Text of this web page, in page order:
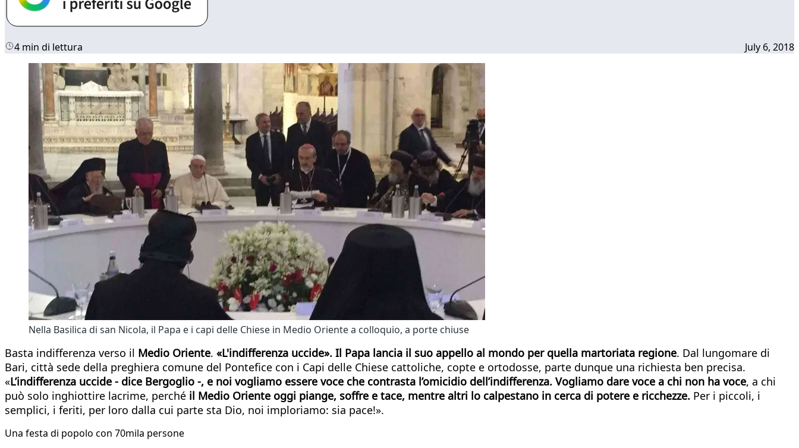
4 min di lettura July 6, 2018
Nella Basilica di san Nicola, il Papa e i capi delle Chiese in Medio Oriente a colloquio, a porte chiuse
Basta indifferenza verso il Medio Oriente. «L'indifferenza uccide». Il Papa lancia il suo appello al mondo per quella martoriata regione. Dal lungomare di
Bari, città sede della preghiera comune del Pontefice con i Capi delle Chiese cattoliche, copte e ortodosse, parte dunque una richiesta ben precisa.
«L’indifferenza uccide - dice Bergoglio -, e noi vogliamo essere voce che contrasta l’omicidio dell’indifferenza. Vogliamo dare voce a chi non ha voce, a chi
può solo inghiottire lacrime, perché il Medio Oriente oggi piange, soffre e tace, mentre altri lo calpestano in cerca di potere e ricchezze. Per i piccoli, i
semplici, i feriti, per loro dalla cui parte sta Dio, noi imploriamo: sia pace!».
Una festa di popolo con 70mila persone